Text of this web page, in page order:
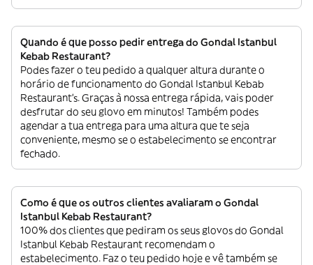
Quando é que posso pedir entrega do Gondal Istanbul
Kebab Restaurant?
Podes fazer o teu pedido a qualquer altura durante o
horário de funcionamento do Gondal Istanbul Kebab
Restaurant’s. Graças à nossa entrega rápida, vais poder
desfrutar do seu glovo em minutos! Também podes
agendar a tua entrega para uma altura que te seja
conveniente, mesmo se o estabelecimento se encontrar
fechado.
Como é que os outros clientes avaliaram o Gondal
Istanbul Kebab Restaurant?
100% dos clientes que pediram os seus glovos do Gondal
Istanbul Kebab Restaurant recomendam o
estabelecimento. Faz o teu pedido hoje e vê também se